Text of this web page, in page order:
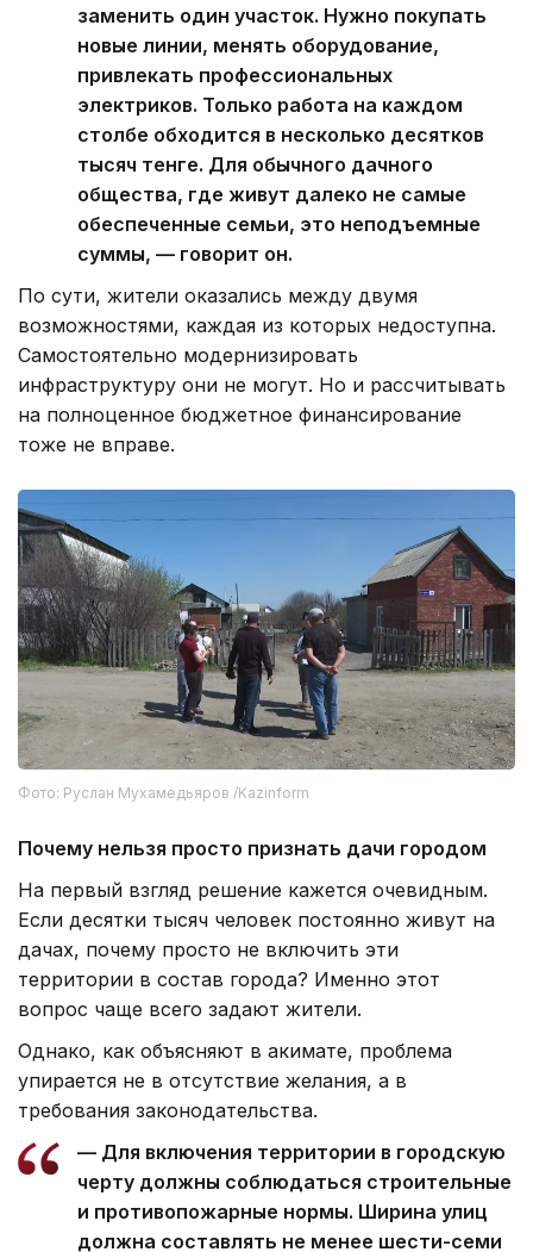
заменить один участок. Нужно покупать
новые линии, менять оборудование,
привлекать профессиональных
электриков. Только работа на каждом
столбе обходится в несколько десятков
тысяч тенге. Для обычного дачного
общества, где живут далеко не самые
обеспеченные семьи, это неподъемные
суммы, — говорит он.
По сути, жители оказались между двумя
возможностями, каждая из которых недоступна.
Самостоятельно модернизировать
инфраструктуру они не могут. Но и рассчитывать
на полноценное бюджетное финансирование
тоже не вправе.
Фото: Руслан Мухамедьяров /Kazinform
Почему нельзя просто признать дачи городом
На первый взгляд решение кажется очевидным.
Если десятки тысяч человек постоянно живут на
дачах, почему просто не включить эти
территории в состав города? Именно этот
вопрос чаще всего задают жители.
Однако, как объясняют в акимате, проблема
упирается не в отсутствие желания, а в
требования законодательства.
— Для включения территории в городскую
черту должны соблюдаться строительные
и противопожарные нормы. Ширина улиц
должна составлять не менее шести-семи